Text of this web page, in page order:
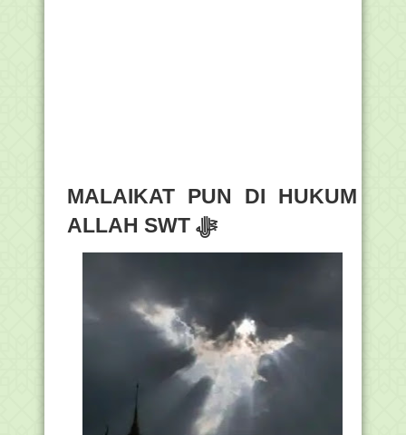
MALAIKAT PUN DI HUKUM
ALLAH SWT ﷻ